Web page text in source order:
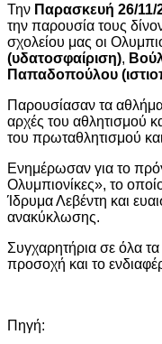
Την Παρασκευή 26/11/
την παρουσία τους
σχολείου μας οι
(υδατοσφαίριση),
Παπαδοπούλου
Παρουσίασαν τα
αρχές του αθλητισμού
του πρωταθλητισμού
Ενημέρωσαν για το
Ολυμπιονίκες», το
Ίδρυμα Λεβέντη και
ανακύκλωσης.
Συγχαρητήρια σε όλα τα
προσοχή και το
Πηγή: